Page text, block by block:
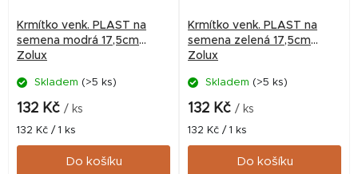
Krmítko venk. PLAST na
semena modrá 17,5cm
Zolux
Skladem (>5 ks)
132 Kč / ks
Měrná
cena:
132 Kč / 1 ks
Do košíku
Krmítko venk. PLAST na
semena zelená 17,5cm
Zolux
Skladem (>5 ks)
132 Kč / ks
Měrná
cena:
132 Kč / 1 ks
Do košíku